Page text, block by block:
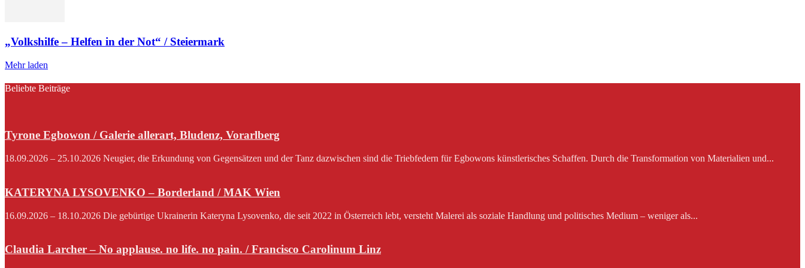
„Volkshilfe – Helfen in der Not“ / Steiermark
Mehr laden
Beliebte Beiträge
Tyrone Egbowon / Galerie allerart, Bludenz, Vorarlberg
18.09.2026 – 25.10.2026 Neugier, die Erkundung von Gegensätzen und der Tanz dazwischen sind die Triebfedern für Egbowons künstlerisches Schaffen. Durch die Transformation von Materialien und...
KATERYNA LYSOVENKO – Borderland / MAK Wien
16.09.2026 – 18.10.2026 Die gebürtige Ukrainerin Kateryna Lysovenko, die seit 2022 in Österreich lebt, versteht Malerei als soziale Handlung und politisches Medium – weniger als...
Claudia Larcher – No applause. no life. no pain. / Francisco Carolinum Linz